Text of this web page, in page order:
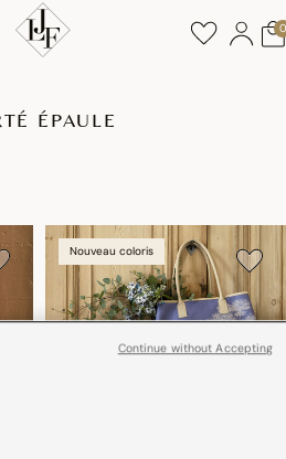
0
ÉPAULE
Nouveau coloris
Continue without Accepting